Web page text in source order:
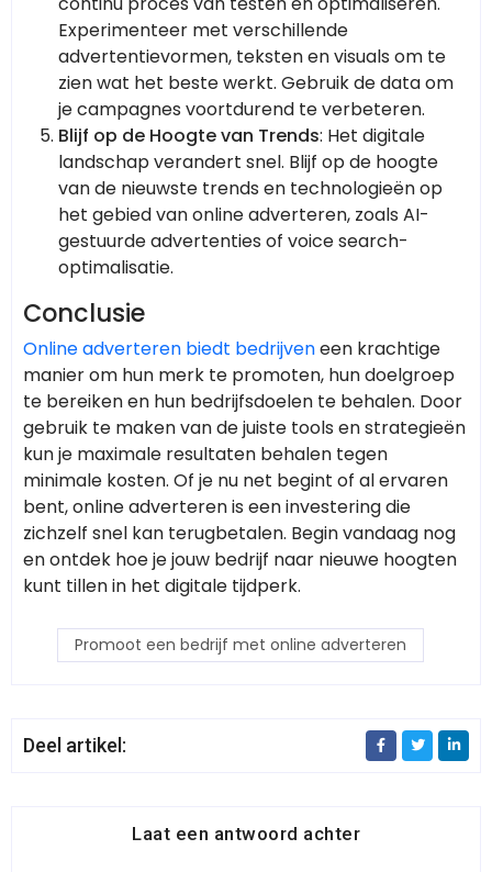
Experimenteer met verschillende
advertentievormen, teksten en visuals om te
zien wat het beste werkt. Gebruik de data om
je campagnes voortdurend te verbeteren.
Blijf op de Hoogte van Trends: Het digitale
landschap verandert snel. Blijf op de hoogte
van de nieuwste trends en technologieën op
het gebied van online adverteren, zoals AI-
gestuurde advertenties of voice search-
optimalisatie.
Conclusie
Online adverteren biedt bedrijveneen krachtige
manier om hun merk te promoten, hun doelgroep
te bereiken en hun bedrijfsdoelen te behalen. Door
gebruik te maken van de juiste tools en strategieën
kun je maximale resultaten behalen tegen
minimale kosten. Of je nu net begint of al ervaren
bent, online adverteren is een investering die
zichzelf snel kan terugbetalen. Begin vandaag nog
en ontdek hoe je jouw bedrijf naar nieuwe hoogten
kunt tillen in het digitale tijdperk.
Promoot een bedrijf met online adverteren
Deel artikel:
Laat een antwoord achter